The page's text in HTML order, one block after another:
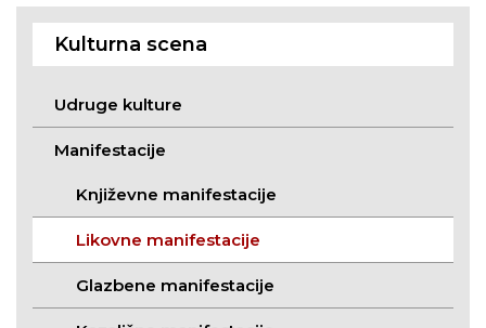
Kulturna scena
Udruge kulture
Manifestacije
Književne manifestacije
Likovne manifestacije
Glazbene manifestacije